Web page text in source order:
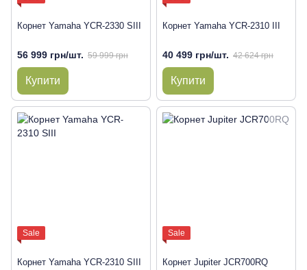
Корнет Yamaha YCR-2330 SIII
56 999 грн/шт. 59 999 грн
Купити
Корнет Yamaha YCR-2310 III
40 499 грн/шт. 42 624 грн
Купити
Sale
Корнет Yamaha YCR-2310 SIII
Sale
Корнет Jupiter JCR700RQ